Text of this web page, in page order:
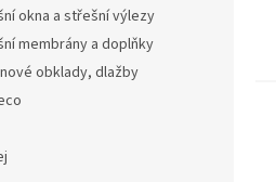
okna a střešní výlezy
membrány a doplňky
obklady, dlažby